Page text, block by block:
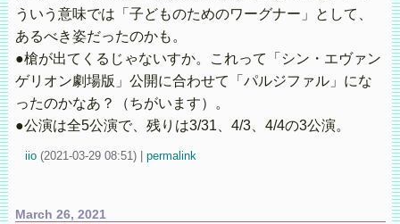
ういう意味では「子どものためのワーグナー」として、
あるべき姿だったのかも。
●槍が出てくるじゃないすか。これって「シン・エヴァン
ゲリオン劇場版」公開に合わせて「パルジファル」にな
ったのかなあ？（ちがいます）。
●公演は全5公演で、残りは3/31、4/3、4/4の3公演。
iio (2021-03-29 08:51) permalink
March 26, 2021